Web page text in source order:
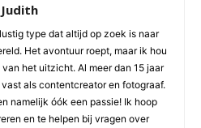
Judith
type dat altijd op zoek is naar
Het avontuur roept, maar ik hou
het uitzicht. Al meer dan 15 jaar
als contentcreator en fotograaf.
namelijk óók een passie! Ik hoop
en te helpen bij vragen over